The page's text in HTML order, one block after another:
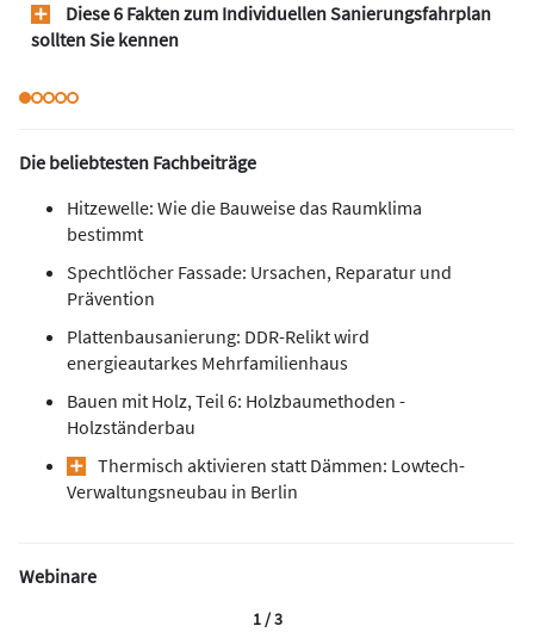
Diese 6 Fakten zum Individuellen Sanierungsfahrplan
sollten Sie kennen
Die beliebtesten Fachbeiträge
Hitzewelle: Wie die Bauweise das Raumklima
bestimmt
Spechtlöcher Fassade: Ursachen, Reparatur und
Prävention
Plattenbausanierung: DDR-Relikt wird
energieautarkes Mehrfamilienhaus
Bauen mit Holz, Teil 6: Holzbaumethoden -
Holzständerbau
Thermisch aktivieren statt Dämmen: Lowtech-
Verwaltungsneubau in Berlin
Webinare
1 / 3